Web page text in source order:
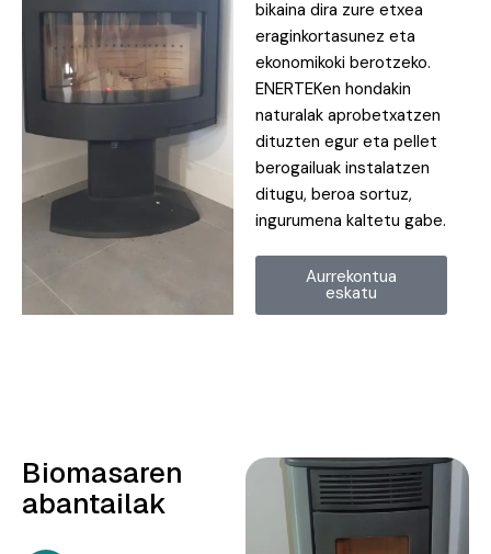
bikaina dira zure etxea
eraginkortasunez eta
ekonomikoki berotzeko.
ENERTEKen hondakin
naturalak aprobetxatzen
dituzten egur eta pellet
berogailuak instalatzen
ditugu, beroa sortuz,
ingurumena kaltetu gabe.
Aurrekontua
eskatu
Biomasaren
abantailak